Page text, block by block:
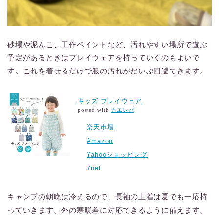
砂場や泥んこ、工作ペイントなど、汚れやすい場所で遊ぶ
予定があるときはプレイウェアを持っていくのもよいで
す。これを着せるだけで服の汚れがだいぶ回避できます。
キッズ プレイウェア
posted with カエレバ
楽天市場
Amazon
Yahooショッピング
7net
キャンプの朝晩は冷えるので、長袖の上着は夏でも一応持
っていきます。外の寒暖差に対応できるように備えます。